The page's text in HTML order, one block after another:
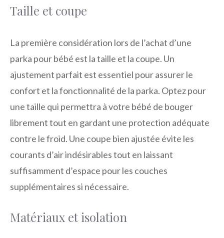
Taille et coupe
La première considération lors de l’achat d’une
parka pour bébé est la taille et la coupe. Un
ajustement parfait est essentiel pour assurer le
confort et la fonctionnalité de la parka. Optez pour
une taille qui permettra à votre bébé de bouger
librement tout en gardant une protection adéquate
contre le froid. Une coupe bien ajustée évite les
courants d’air indésirables tout en laissant
suffisamment d’espace pour les couches
supplémentaires si nécessaire.
Matériaux et isolation